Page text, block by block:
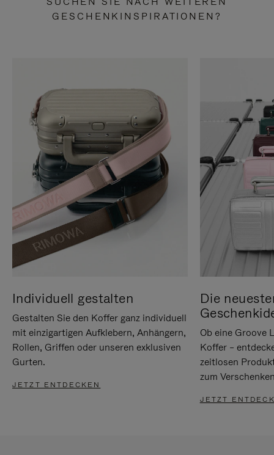
GESCHENKINSPIRATIONEN?
Individuell gestalten
Gestalten Sie den Koffer ganz individuell
mit einzigartigen Aufklebern, Anhängern,
Rollen, Griffen oder unseren exklusiven
Gurten.
JETZT ENTDECKEN
Die
Ob eine Groove
Koffer –
zeitlosen
zum
JETZT